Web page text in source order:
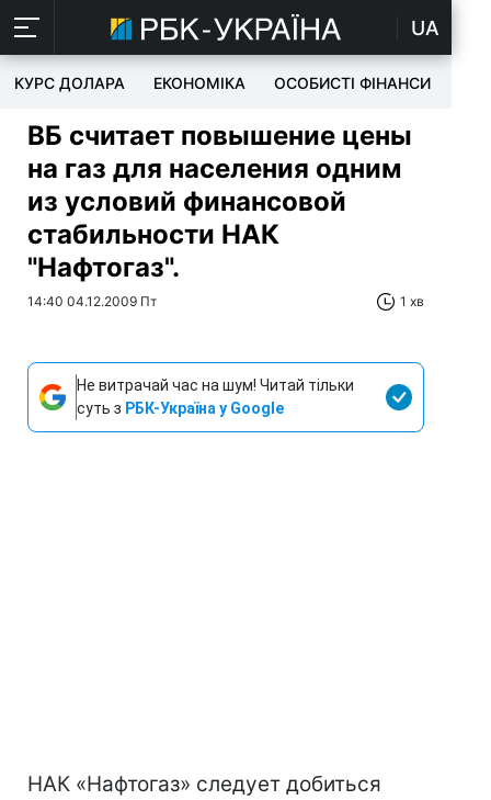
UA
КУРС ДОЛАРА ЕКОНОМІКА ОСОБИСТІ ФІНАНСИ
ВБ считает повышение цены
на газ для населения одним
из условий финансовой
стабильности НАК
"Нафтогаз".
14:40 04.12.2009 Пт 1 хв
Не витрачай час на шум! Читай тільки
суть з РБК-Україна у Google
НАК «Нафтогаз» следует добиться